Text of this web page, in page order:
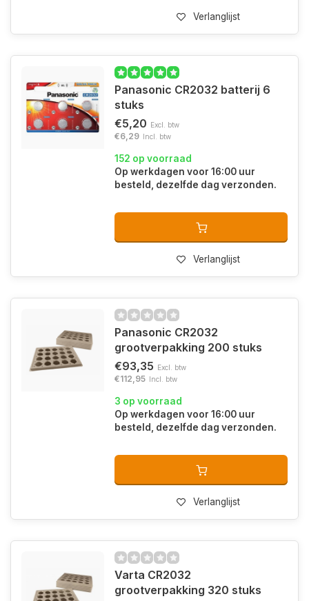
Verlanglijst
Panasonic CR2032 batterij 6
stuks
€5,20 Excl. btw
€6,29 Incl. btw
152 op voorraad
Op werkdagen voor 16:00 uur
besteld, dezelfde dag verzonden.
Verlanglijst
Panasonic CR2032
grootverpakking 200 stuks
€93,35 Excl. btw
€112,95 Incl. btw
3 op voorraad
Op werkdagen voor 16:00 uur
besteld, dezelfde dag verzonden.
Verlanglijst
Varta CR2032
grootverpakking 320 stuks